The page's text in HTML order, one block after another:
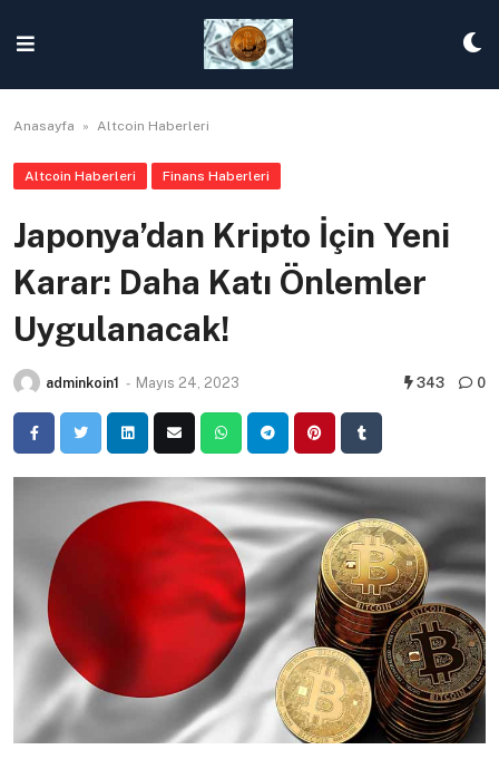
content
Anasayfa » Altcoin Haberleri
Altcoin Haberleri Finans Haberleri
Japonya’dan Kripto İçin Yeni
Karar: Daha Katı Önlemler
Uygulanacak!
adminkoin1 - Mayıs 24, 2023 343 0